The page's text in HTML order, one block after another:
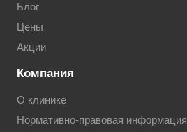
Блог
Цены
Акции
Компания
О клинике
Нормативно-правовая информация